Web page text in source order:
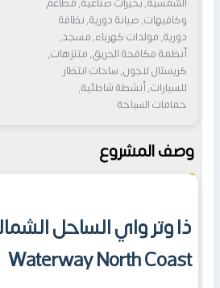
وكافيهات, صيانة دورية, نظافة
دورية, مولدات كهرباء, مسجد,
أنظمة مكافحة الحريق, متنزهات,
كريستال لاجون, ساحات انتظار
للسيارات, أنشطة شاطئية,
حمامات السباحة
وصف المشروع
Waterway North Coast